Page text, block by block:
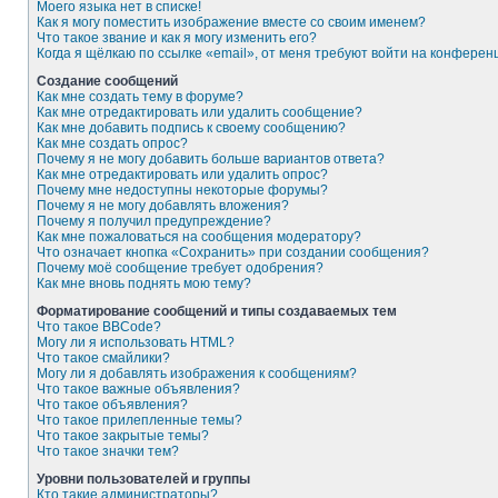
Моего языка нет в списке!
Как я могу поместить изображение вместе со своим именем?
Что такое звание и как я могу изменить его?
Когда я щёлкаю по ссылке «email», от меня требуют войти на
Создание сообщений
Как мне создать тему в форуме?
Как мне отредактировать или удалить сообщение?
Как мне добавить подпись к своему сообщению?
Как мне создать опрос?
Почему я не могу добавить больше вариантов ответа?
Как мне отредактировать или удалить опрос?
Почему мне недоступны некоторые форумы?
Почему я не могу добавлять вложения?
Почему я получил предупреждение?
Как мне пожаловаться на сообщения модератору?
Что означает кнопка «Сохранить» при создании сообщения?
Почему моё сообщение требует одобрения?
Как мне вновь поднять мою тему?
Форматирование сообщений и типы создаваемых тем
Что такое BBCode?
Могу ли я использовать HTML?
Что такое смайлики?
Могу ли я добавлять изображения к сообщениям?
Что такое важные объявления?
Что такое объявления?
Что такое прилепленные темы?
Что такое закрытые темы?
Что такое значки тем?
Уровни пользователей и группы
Кто такие администраторы?